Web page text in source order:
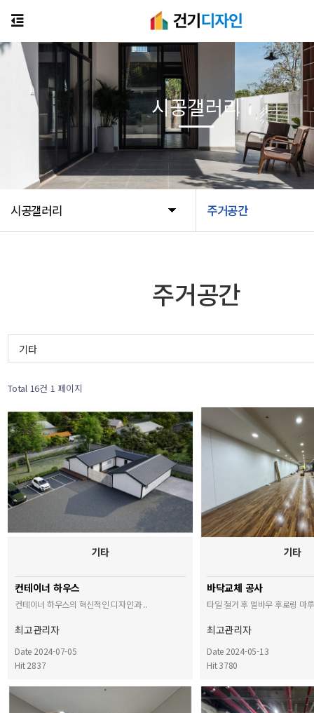
시공갤러리 주거공간
시공갤러리
주거공간
기타
Total 16건 1 페이지
기타
컨테이너 하우스
컨테이너 하우스의 혁신적인 디자인과 ..
최고관리자
Date 2024-07-05
Hit 2837
기타
바닥교체 공사
타일 철거 후 멀바우 후로링 마
최고관리자
Date 2024-05-13
Hit 3780